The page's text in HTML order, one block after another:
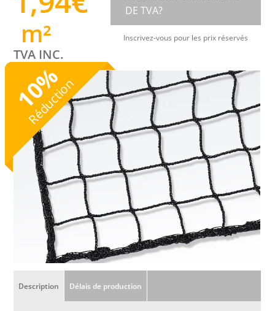
m²
TVA INC.
DE TVA?
Inscrivez-vous pour les prix réservés
10
%
Réduction
Description Délais de production